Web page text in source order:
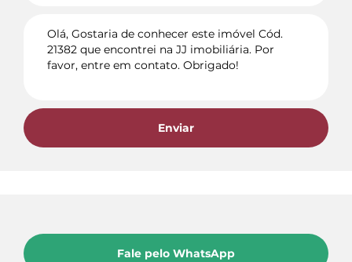
Enviar
Fale pelo WhatsApp